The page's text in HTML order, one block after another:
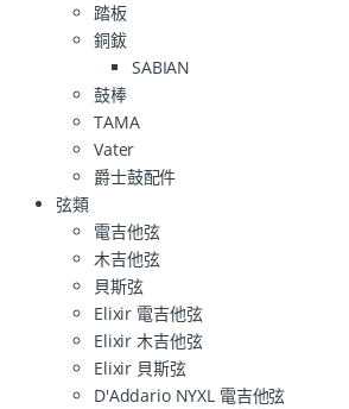
踏板
銅鈸
SABIAN
鼓棒
TAMA
Vater
爵士鼓配件
弦類
電吉他弦
木吉他弦
貝斯弦
Elixir 電吉他弦
Elixir 木吉他弦
Elixir 貝斯弦
D'Addario NYXL 電吉他弦